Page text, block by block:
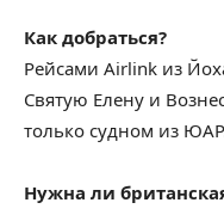
Как добраться?
Рейсами Airlink из
Святую Елену и
только судном из
Нужна ли